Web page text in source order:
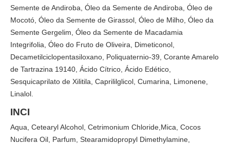
Semente de Andiroba, Óleo da Semente de Andiroba, Óleo de
Mocotó, Óleo da Semente de Girassol, Óleo de Milho, Óleo da
Semente Gergelim, Óleo da Semente de Macadamia
Integrifolia, Óleo do Fruto de Oliveira, Dimeticonol,
Decametilciclopentasiloxano, Poliquaternio-39, Corante Amarelo
de Tartrazina 19140, Ácido Cítrico, Ácido Edético,
Sesquicaprilato de Xilitila, Caprililglicol, Cumarina, Limonene,
Linalol.
INCI
Aqua, Cetearyl Alcohol, Cetrimonium Chloride,Mica, Cocos
Nucifera Oil, Parfum, Stearamidopropyl Dimethylamine,